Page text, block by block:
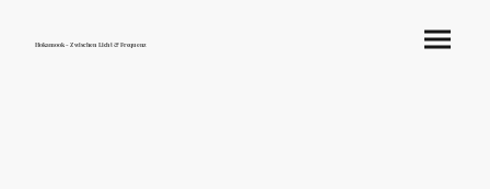
Hokamook - Zwischen Licht & Frequenz